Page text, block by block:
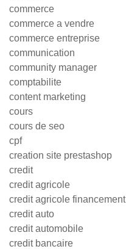
commerce
commerce a vendre
commerce entreprise
communication
community manager
comptabilite
content marketing
cours
cours de seo
cpf
creation site prestashop
credit
credit agricole
credit agricole financement
credit auto
credit automobile
credit bancaire